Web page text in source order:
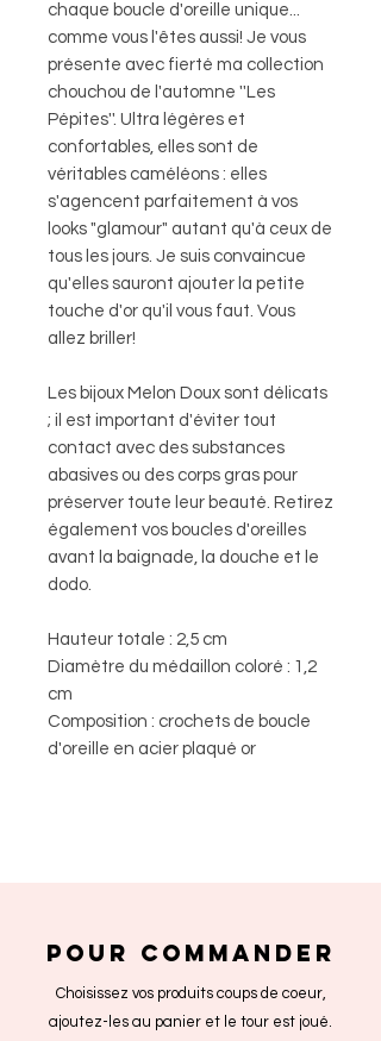
chaque boucle d'oreille unique...
comme vous l'êtes aussi! Je vous
présente avec fierté ma collection
chouchou de l'automne ''Les
Pépites''. Ultra légères et
confortables, elles sont de
véritables caméléons : elles
s'agencent parfaitement à vos
looks "glamour" autant qu'à ceux de
tous les jours. Je suis convaincue
qu'elles sauront ajouter la petite
touche d'or qu'il vous faut. Vous
allez briller!
Les bijoux Melon Doux sont délicats
; il est important d'éviter tout
contact avec des substances
abasives ou des corps gras pour
préserver toute leur beauté. Retirez
également vos boucles d'oreilles
avant la baignade, la douche et le
dodo.
Hauteur totale : 2,5 cm
Diamètre du médaillon coloré : 1,2
cm
Composition : crochets de boucle
d'oreille en acier plaqué or
POUR COMMANDER
Choisissez vos produits coups de coeur,
ajoutez-les au panier et le tour est joué.